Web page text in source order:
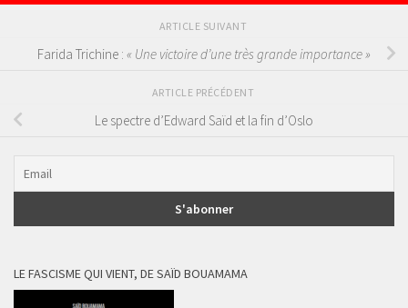
ARTICLE SUIVANT
Farida Trichine : « Une victoire d’une très grande importance »
ARTICLE PRÉCÉDENT
Le spectre d’Edward Saïd et la fin d’Oslo
LE FASCISME QUI VIENT, DE SAÏD BOUAMAMA